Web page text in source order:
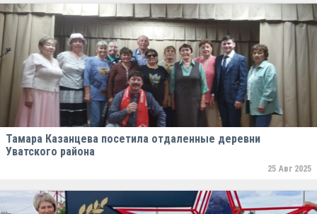
Тамара Казанцева посетила отдаленные деревни
Уватского района
25 Авг 2025